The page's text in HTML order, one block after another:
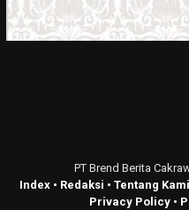
PT Brend Berita
Index • Redaksi • Tentang Kami
Privacy Policy•